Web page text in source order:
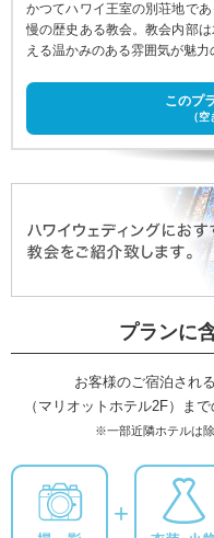
かつてハワイ王室の別荘地で
慢の歴史ある教会。教会内部
える温かみのある雰囲気が魅力
このプ
（
プランに
お客様のご宿泊され
（マリオットホテル2F）まで
※一部近隣ホテルは除